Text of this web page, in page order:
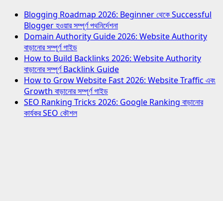
Blogging Roadmap 2026: Beginner থেকে Successful
Blogger হওয়ার সম্পূর্ণ পথনির্দেশনা
Domain Authority Guide 2026: Website Authority
বাড়ানোর সম্পূর্ণ গাইড
How to Build Backlinks 2026: Website Authority
বাড়ানোর সম্পূর্ণ Backlink Guide
How to Grow Website Fast 2026: Website Traffic এবং
Growth বাড়ানোর সম্পূর্ণ গাইড
SEO Ranking Tricks 2026: Google Ranking বাড়ানোর
কার্যকর SEO কৌশল